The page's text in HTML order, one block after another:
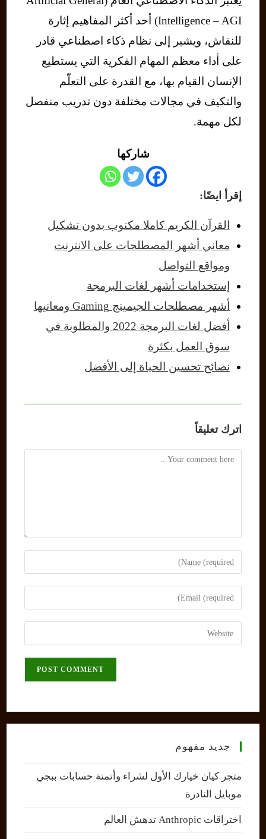
Intelligence – AGI) أحد أكثر المفاهيم إثارة
للنقاش، ويشير إلى نظام ذكاء اصطناعي قادر
على أداء معظم المهام الفكرية التي يستطيع
الإنسان القيام بها، مع القدرة على التعلّم
والتكيف في مجالات مختلفة دون تدريب منفصل
لكل مهمة.
شاركها
إقرأ ايضًا:
القرآن الكريم كاملا مكتوب بدون تشكيل
معاني أشهر المصطلحات على الانترنت
ومواقع التواصل
إستخدامات أشهر لغات البرمجة
أشهر مصطلحات الجيمينج Gaming ومعانيها
أفضل لغات البرمجة 2022 والمطلوبة في
سوق العمل بكثرة
نصائح تحسين الحياة إلى الأفضل
اترك تعليقاً
Comment
Enter
your
name
comment
Enter
your
email
address
Enter
your
جديد مفهوم
متجر كيان خيارك الأول لشراء وأتمتة حسابات ببجي
موبايل النادرة
اختراقات Anthropic تدهش العالم